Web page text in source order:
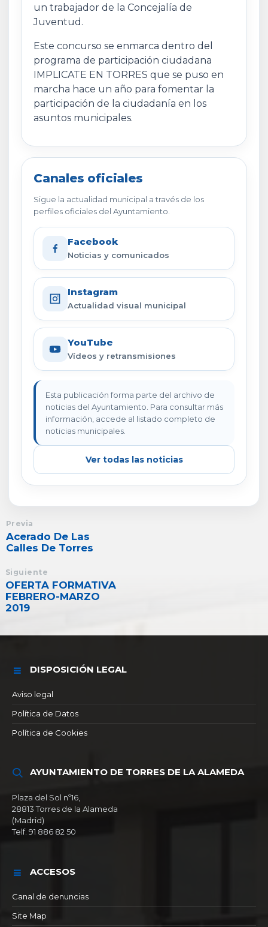
un trabajador de la Concejalía de
Juventud.
Este concurso se enmarca dentro del
programa de participación ciudadana
IMPLICATE EN TORRES que se puso en
marcha hace un año para fomentar la
participación de la ciudadanía en los
asuntos municipales.
Canales oficiales
Sigue la actualidad municipal a través de los
perfiles oficiales del Ayuntamiento.
Facebook
Noticias y comunicados
Instagram
Actualidad visual municipal
YouTube
Vídeos y retransmisiones
Esta publicación forma parte del archivo de
noticias del Ayuntamiento. Para consultar más
información, accede al listado completo de
noticias municipales.
Ver todas las noticias
Previa
Acerado De Las
Calles De Torres
Siguiente
OFERTA FORMATIVA
FEBRERO-MARZO
2019
DISPOSICIÓN LEGAL
Aviso legal
Política de Datos
Política de Cookies
AYUNTAMIENTO DE TORRES DE LA ALAMEDA
Plaza del Sol nº16,
28813 Torres de la Alameda
(Madrid)
Telf. 91 886 82 50
ACCESOS
Canal de denuncias
Site Map